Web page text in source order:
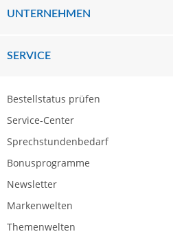
UNTERNEHMEN
SERVICE
Bestellstatus prüfen
Service-Center
Sprechstundenbedarf
Bonusprogramme
Newsletter
Markenwelten
Themenwelten